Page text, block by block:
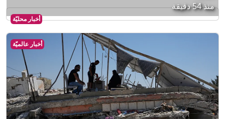
أخبار محليّة
منذ 54 دقيقة
أخبار عالميّة